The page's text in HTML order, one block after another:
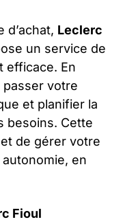
d’achat, Leclerc
un service de
efficace. En
votre
et planifier la
besoins. Cette
de gérer votre
en
Fioul